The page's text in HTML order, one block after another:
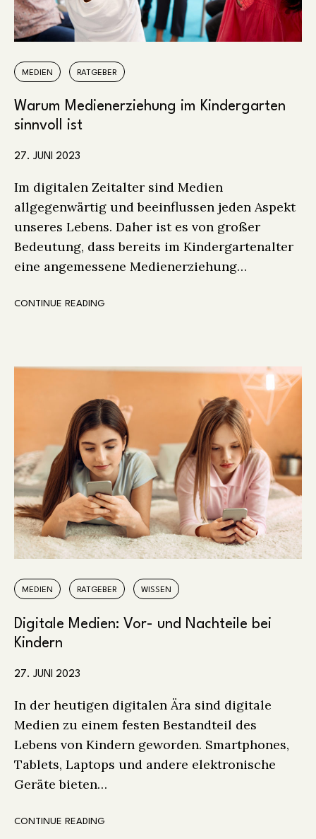
MEDIEN RATGEBER
Warum Medienerziehung im Kindergarten
sinnvoll ist
27. JUNI 2023
Im digitalen Zeitalter sind Medien
allgegenwärtig und beeinflussen jeden Aspekt
unseres Lebens. Daher ist es von großer
Bedeutung, dass bereits im Kindergartenalter
eine angemessene Medienerziehung…
CONTINUE READING
MEDIEN RATGEBER WISSEN
Digitale Medien: Vor- und Nachteile bei
Kindern
27. JUNI 2023
In der heutigen digitalen Ära sind digitale
Medien zu einem festen Bestandteil des
Lebens von Kindern geworden. Smartphones,
Tablets, Laptops und andere elektronische
Geräte bieten…
CONTINUE READING